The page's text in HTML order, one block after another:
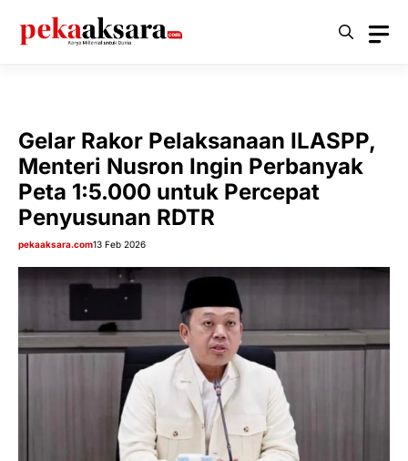
Gelar Rakor Pelaksanaan ILASPP,
Menteri Nusron Ingin Perbanyak
Peta 1:5.000 untuk Percepat
Penyusunan RDTR
pekaaksara.com13 Feb 2026